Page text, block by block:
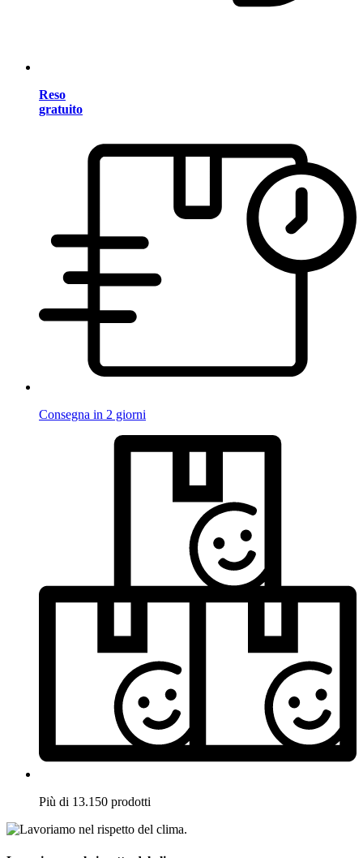
Reso
gratuito
Consegna in 2 giorni
Più di 13.150 prodotti